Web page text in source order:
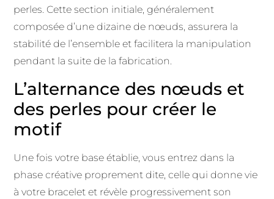
perles. Cette section initiale, généralement
composée d’une dizaine de nœuds, assurera la
stabilité de l’ensemble et facilitera la manipulation
pendant la suite de la fabrication.
L’alternance des nœuds et
des perles pour créer le
motif
Une fois votre base établie, vous entrez dans la
phase créative proprement dite, celle qui donne vie
à votre bracelet et révèle progressivement son